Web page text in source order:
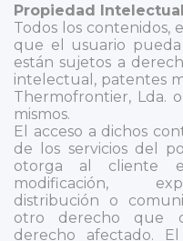
Propiedad
Todos los contenidos,
que el usuario
están sujetos a
intelectual, patentes
Thermofrontier, Lda.
mismos.
El acceso a dichos
de los servicios del
otorga al cliente
modificación,
distribución o
otro derecho que
derecho afectado.